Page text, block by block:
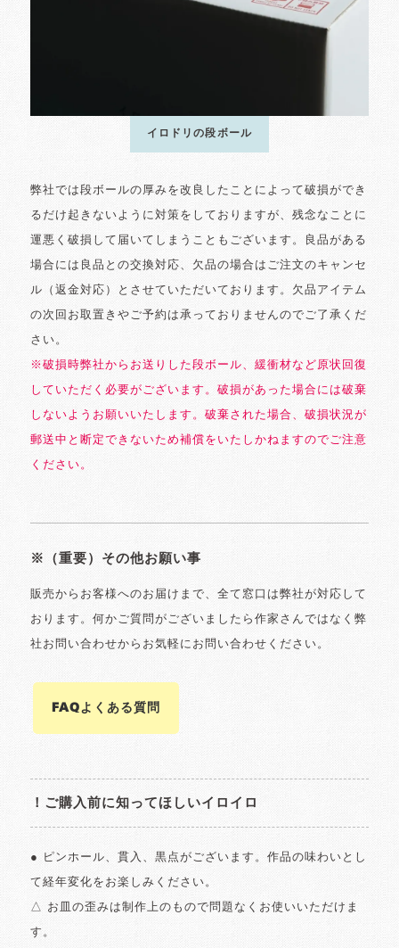
イロドリの段ボール
弊社では段ボールの厚みを改良したことによって破損ができ
るだけ起きないように対策をしておりますが、残念なことに
運悪く破損して届いてしまうこともございます。良品がある
場合には良品との交換対応、欠品の場合はご注文のキャンセ
ル（返金対応）とさせていただいております。欠品アイテム
の次回お取置きやご予約は承っておりませんのでご了承くだ
さい。
※破損時弊社からお送りした段ボール、緩衝材など原状回復
していただく必要がございます。破損があった場合には破棄
しないようお願いいたします。破棄された場合、破損状況が
郵送中と断定できないため補償をいたしかねますのでご注意
ください。
※（重要）その他お願い事
販売からお客様へのお届けまで、全て窓口は弊社が対応して
おります。何かご質問がございましたら作家さんではなく弊
社お問い合わせからお気軽にお問い合わせください。
FAQよくある質問
！ご購入前に知ってほしいイロイロ
● ピンホール、貫入、黒点がございます。作品の味わいとし
て経年変化をお楽しみください。
△ お皿の歪みは制作上のもので問題なくお使いいただけま
す。